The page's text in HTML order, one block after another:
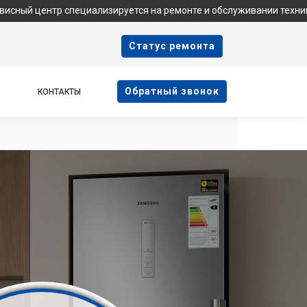
на ремонте и обслуживании техники
Cтатус ремонта
КОНТАКТЫ Oбратный звонок